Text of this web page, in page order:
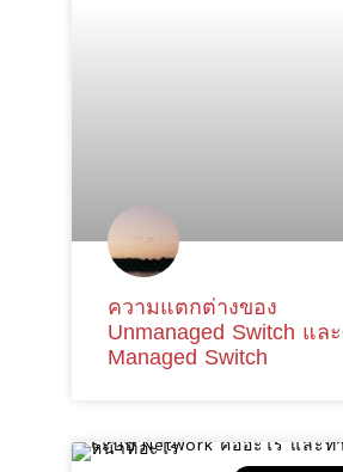
ความแตกต่างของ
Unmanaged Switch และ
Managed Switch